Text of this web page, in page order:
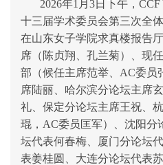
2026年1 月 3日下午， CCF
十三届学术委员会第三次全体
在山东女子学院求真楼报告厅
席（陈贞翔、孔兰菊）、现任
部（候任主席范举、 AC委员
席陆丽、哈尔滨分论坛主席
礼、保定分论坛主席王祝、
琨， AC委员匡军）、沈阳分
坛代表何春梅、厦门分论坛
表姜桂圆、大连分论坛代表